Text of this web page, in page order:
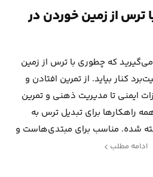
ترس از زمین خوردن در
می‌گیرید که چطوری با ترس از زمین
کنار بیاید. از تمرین افتادن و
ایمنی تا مدیریت ذهنی و تمرین
راهکارها برای تبدیل ترس به
شده. مناسب برای مبتدی‌هاست و
ادامه مطلب